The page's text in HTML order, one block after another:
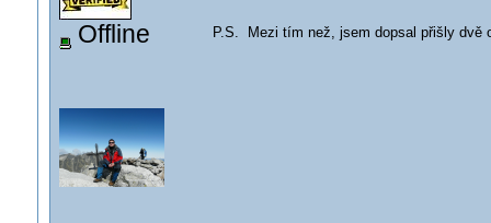
Offline P.S. Mezi tím než, jsem dopsal přišly dvě